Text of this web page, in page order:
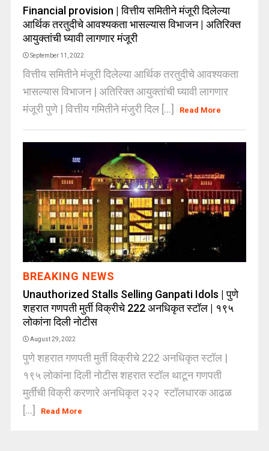
Financial provision | वित्तीय समितीने मंजूरी दिलेल्या
आर्थिक तरतुदीचे आवश्यकता भासल्यास विभाजन | अतिरिक्त
आयुक्तांची घ्यावी लागणार मंजूरी
September 11, 2022
वित्तीय समितीने मंजूरी दिलेल्या आर्थिक तरतुदीचे आवश्यकता
भासल्यास विभाजन | अतिरिक्त आयुक्तांची घ्यावी लागणार
मंजूरी पुणे | वित्तीय गमितीने मंजुरी दिल [...]
Read More
BREAKING NEWS
Unauthorized Stalls Selling Ganpati Idols | पुणे
शहरात गणपती मुर्ती विक्रीचे 222 अनधिकृत स्टॉल | १९५
लोकांना दिली नोटीस
August 29, 2022
पुणे शहरात गणपती मुर्ती विक्रीचे 222 अनधिकृत स्टॉल |
१९५ लोकांना दिली नोटीस शहरात स्टॉल थाटून गणपती
मुर्तींची विक्री करणारे अनधिकृत २२२ स्टॉलधारक आढळ
[...]
Read More